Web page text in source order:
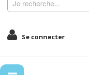
Se connecter